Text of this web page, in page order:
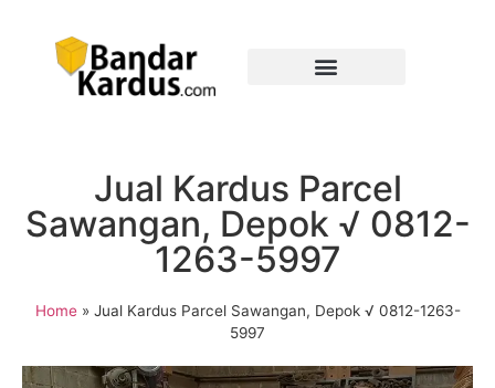
Jual Kardus Parcel
Sawangan, Depok √ 0812-
1263-5997
Home» Jual Kardus Parcel Sawangan, Depok √ 0812-1263-
5997